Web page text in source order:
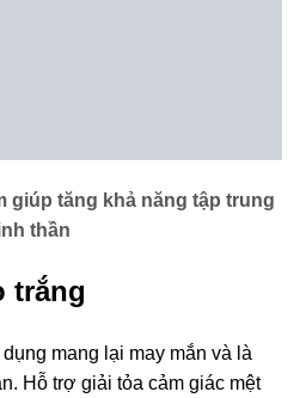
giúp tăng khả năng tập trung
thần
trắng
mang lại may mắn và là
Hỗ trợ giải tỏa cảm giác mệt